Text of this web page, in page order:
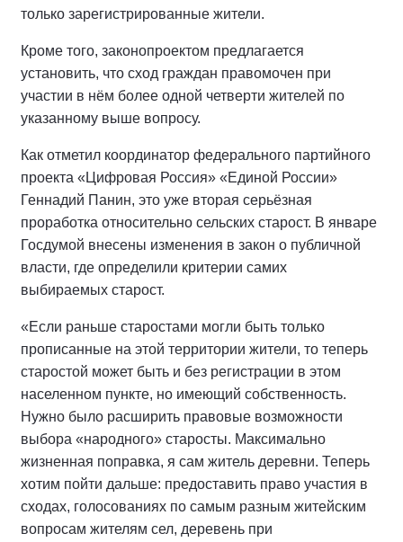
только зарегистрированные жители.
Кроме того, законопроектом предлагается
установить, что сход граждан правомочен при
участии в нём более одной четверти жителей по
указанному выше вопросу.
Как отметил координатор федерального партийного
проекта «Цифровая Россия» «Единой России»
Геннадий Панин, это уже вторая серьёзная
проработка относительно сельских старост. В январе
Госдумой внесены изменения в закон о публичной
власти, где определили критерии самих
выбираемых старост.
«Если раньше старостами могли быть только
прописанные на этой территории жители, то теперь
старостой может быть и без регистрации в этом
населенном пункте, но имеющий собственность.
Нужно было расширить правовые возможности
выбора «народного» старосты. Максимально
жизненная поправка, я сам житель деревни. Теперь
хотим пойти дальше: предоставить право участия в
сходах, голосованиях по самым разным житейским
вопросам жителям сел, деревень при